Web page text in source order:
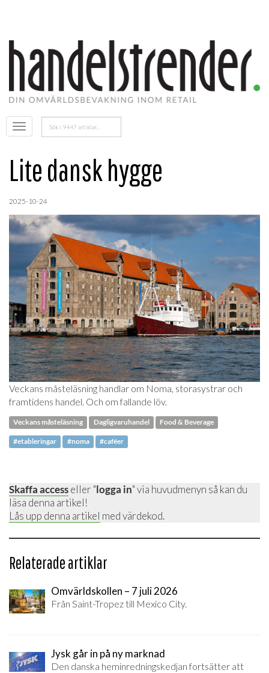
Öppna
menyn
Sök
efter:
Lite dansk hygge
2025-10-24
Veckans måsteläsning handlar om Noma, storasystrar och
framtidens handel. Och om fallande löv.
Veckans måsteläsning Dagligvaruhandel Food & Beverage
#etableringar #noma #caféer
Skaffa accesseller "logga in" via huvudmenyn så kan du
läsa denna artikel!
Lås upp denna artikel med värdekod.
Relaterade artiklar
Omvärldskollen – 7 juli 2026
Från Saint-Tropez till Mexico City.
Jysk går in på ny marknad
Den danska heminredningskedjan fortsätter att